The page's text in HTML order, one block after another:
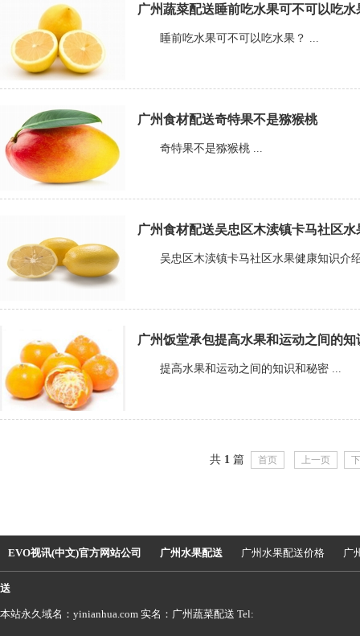
广州蔬菜配送睡前吃水果可不可以吃水
睡前吃水果可不可以吃水果？ ...
广州食材配送奇特果不是猕猴桃
奇特果不是猕猴桃 ...
广州食材配送吴忠区木渎镇卡马社区
吴忠区木渎镇卡马社区水果健康知识介
广州饭堂承包提高水果和运动之间的知
提高水果和运动之间的知识和秘密 ...
共 1篇 首页 上一页
EVO视讯(中文)官方网站公司 广州水果配送 广州水果配送价格 广
送
本站永久域名：yinianhua.com 实名：广州蔬菜配送 Tel: